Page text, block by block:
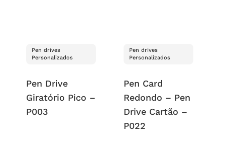
Pen drives
Personalizados
Pen Drive
Giratório Pico –
P003
Pen drives
Personalizados
Pen Card
Redondo – Pen
Drive Cartão –
P022